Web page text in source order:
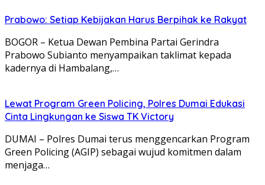
Prabowo: Setiap Kebijakan Harus Berpihak ke Rakyat
BOGOR – Ketua Dewan Pembina Partai Gerindra
Prabowo Subianto menyampaikan taklimat kepada
kadernya di Hambalang,…
Lewat Program Green Policing, Polres Dumai Edukasi
Cinta Lingkungan ke Siswa TK Victory
DUMAI – Polres Dumai terus menggencarkan Program
Green Policing (AGIP) sebagai wujud komitmen dalam
menjaga…